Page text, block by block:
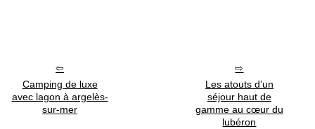
Camping de luxe
avec lagon à argelès-
sur-mer
Les atouts d’un
séjour haut de
gamme au cœur du
lubéron